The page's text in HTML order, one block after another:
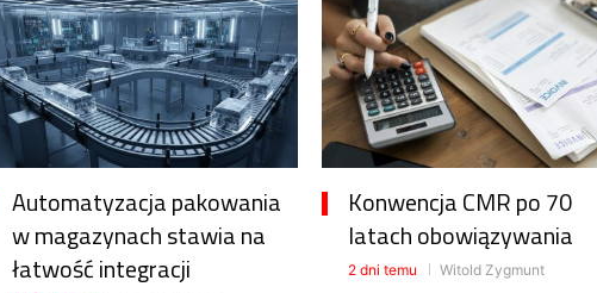
Automatyzacja pakowania
w magazynach stawia na
łatwość integracji
Konwencja CMR po 70
latach obowiązywania
2 dni temu Witold Zygmunt